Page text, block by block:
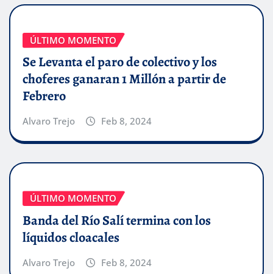
ÚLTIMO MOMENTO
Se Levanta el paro de colectivo y los
choferes ganaran 1 Millón a partir de
Febrero
Alvaro Trejo Feb 8, 2024
ÚLTIMO MOMENTO
Banda del Río Salí termina con los
líquidos cloacales
Alvaro Trejo Feb 8, 2024